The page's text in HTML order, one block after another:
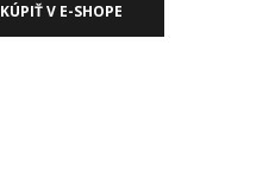
KÚPIŤ V E-SHOPE